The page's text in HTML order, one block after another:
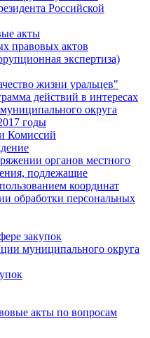
Российской
акты
правовых актов
экспертиза)
жизни уральцев"
действий в интересах
округа
годы
Комиссий
органов местного
подлежащие
координат
обработки персональных
закупок
муниципального округа
акты по вопросам